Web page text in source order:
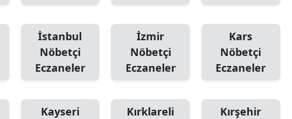
İstanbul
Nöbetçi
Eczaneler
İzmir
Nöbetçi
Eczaneler
Kars
Nöbetçi
Eczaneler
Kayseri
Kırklareli
Kırşehir